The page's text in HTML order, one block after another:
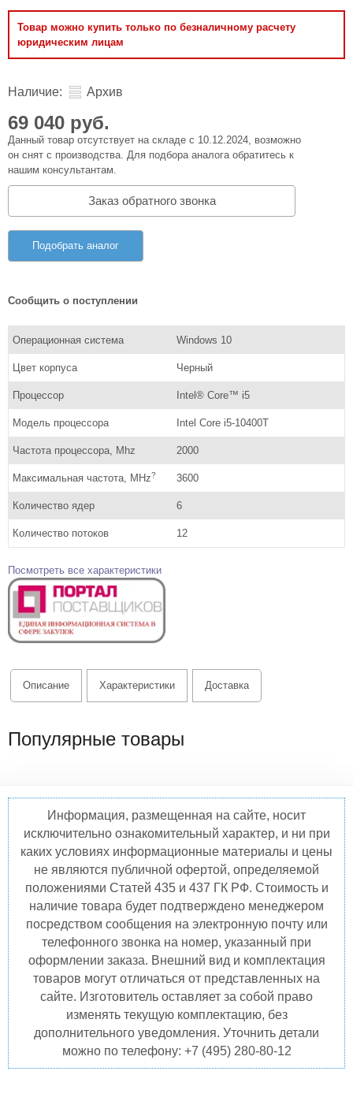
Товар можно купить только по безналичному расчету
юридическим лицам
Наличие: Архив
69 040 руб.
Данный товар отсутствует на складе с 10.12.2024, возможно
он снят с производства. Для подбора аналога обратитесь к
нашим консультантам.
Заказ обратного звонка
Подобрать аналог
Сообщить о поступлении
Операционная система Windows 10
Цвет корпуса Черный
Процессор Intel® Core™ i5
Модель процессора Intel Core i5-10400T
Частота процессора, Mhz 2000
Максимальная частота, MHz? 3600
Количество ядер 6
Количество потоков 12
Посмотреть все характеристики
Описание Характеристики Доставка
Популярные товары
Информация, размещенная на сайте, носит
исключительно ознакомительный характер, и ни при
каких условиях информационные материалы и цены
не являются публичной офертой, определяемой
положениями Статей 435 и 437 ГК РФ. Стоимость и
наличие товара будет подтверждено менеджером
посредством сообщения на электронную почту или
телефонного звонка на номер, указанный при
оформлении заказа. Внешний вид и комплектация
товаров могут отличаться от представленных на
сайте. Изготовитель оставляет за собой право
изменять текущую комплектацию, без
дополнительного уведомления. Уточнить детали
можно по телефону: +7 (495) 280-80-12